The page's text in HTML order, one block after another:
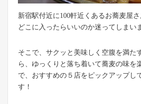
新宿駅付近に100軒近くあるお蕎麦屋
どこに入ったらいいのか迷ってしまい
そこで、サクッと美味しく空腹を満た
ら、ゆっくりと落ち着いて蕎麦の味を
で、おすすめの５店をピックアップし
す！